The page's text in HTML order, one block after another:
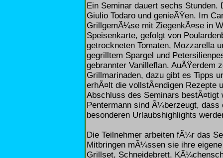
Ein Seminar dauert sechs Stunden.
Giulio Todaro und genieÃŸen. Im
GrillgemÃ¼se mit ZiegenkÃ¤se in
Speisenkarte, gefolgt von
getrockneten Tomaten, Mozzarella
gegrilltem Spargel und
gebrannter Vanilleflan. AuÃŸerdem
Grillmarinaden, dazu gibt es Tipps
erhÃ¤lt die vollstÃ¤ndigen Rezepte
Abschluss des Seminars bestÃ¤tigt
Pentermann sind Ã¼berzeugt,
besonderen Urlaubshighlights
Die Teilnehmer arbeiten fÃ¼r das
Mitbringen mÃ¼ssen sie ihre
Grillset, Schneidebrett,